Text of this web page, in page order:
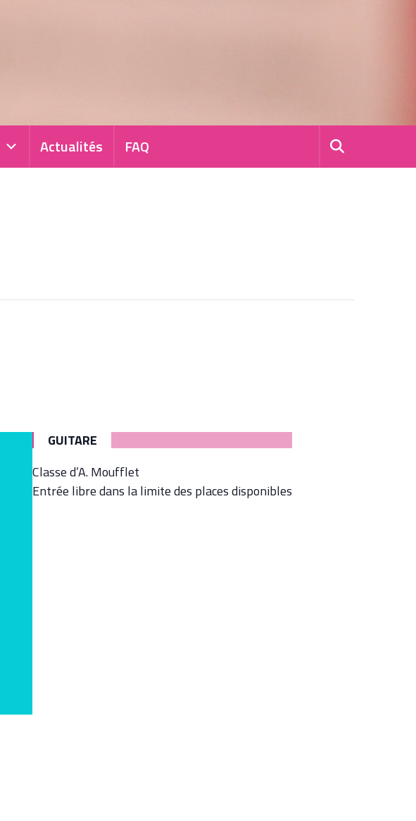
Actualités FAQ
GUITARE
Classe d’A. Moufflet
Entrée libre dans la limite des places disponibles